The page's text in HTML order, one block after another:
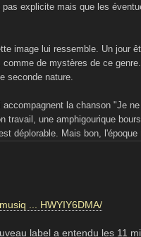
explicite mais que les
image lui ressemble. Un jour
de mystères de ce
seconde nature.
la chanson "Je
travail, une amphigourique
déplorable. Mais bon,
... HWYIY6DMA/
label a entendu les 11